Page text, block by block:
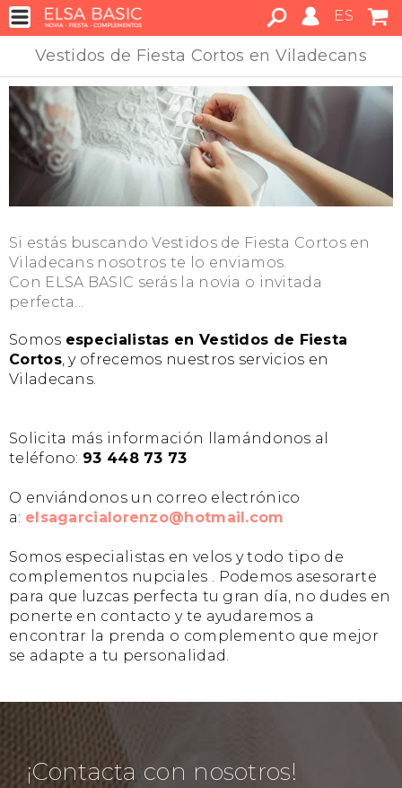
ES
Vestidos de Fiesta Cortos en Viladecans
Si estás buscando Vestidos de Fiesta Cortos en
Viladecans nosotros te lo enviamos.
Con ELSA BASIC serás la novia o invitada
perfecta...
Somos especialistas en Vestidos de Fiesta
Cortos, y ofrecemos nuestros servicios en
Viladecans.
Solicita más información llamándonos al
teléfono: 93 448 73 73
O enviándonos un correo electrónico
a: elsagarcialorenzo@hotmail.com
Somos especialistas en velos y todo tipo de
complementos nupciales . Podemos asesorarte
para que luzcas perfecta tu gran día, no dudes en
ponerte en contacto y te ayudaremos a
encontrar la prenda o complemento que mejor
se adapte a tu personalidad.
¡Contacta con nosotros!